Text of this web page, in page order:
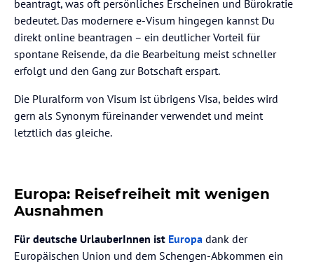
beantragt, was oft persönliches Erscheinen und Bürokratie
bedeutet. Das modernere e-Visum hingegen kannst Du
direkt online beantragen – ein deutlicher Vorteil für
spontane Reisende, da die Bearbeitung meist schneller
erfolgt und den Gang zur Botschaft erspart.
Die Pluralform von Visum ist übrigens Visa, beides wird
gern als Synonym füreinander verwendet und meint
letztlich das gleiche.
Europa: Reisefreiheit mit wenigen
Ausnahmen
Für deutsche UrlauberInnen ist Europa dank der
Europäischen Union und dem Schengen-Abkommen ein